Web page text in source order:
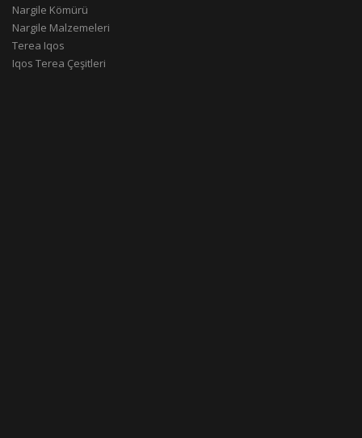
Nargile Kömürü
Nargile Malzemeleri
Terea Iqos
Iqos Terea Çeşitleri